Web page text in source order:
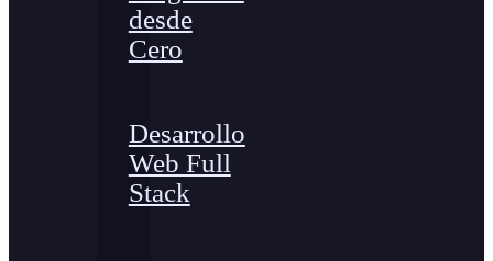
desde
Cero
Desarrollo
Web Full
Stack